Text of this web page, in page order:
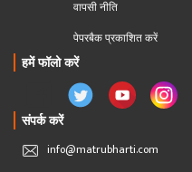
वापसी नीति
पेपरबैक प्रकाशित करें
हमें फॉलो करें
संपर्क करें
info@matrubharti.com